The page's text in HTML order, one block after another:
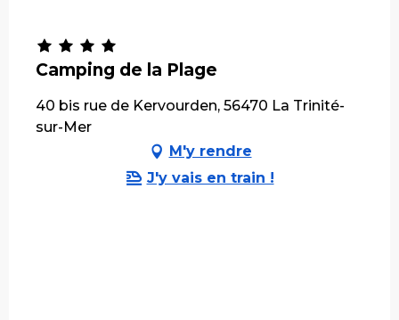
Camping de la Plage
40 bis rue de Kervourden, 56470 La Trinité-
sur-Mer
M'y rendre
J'y vais en train !